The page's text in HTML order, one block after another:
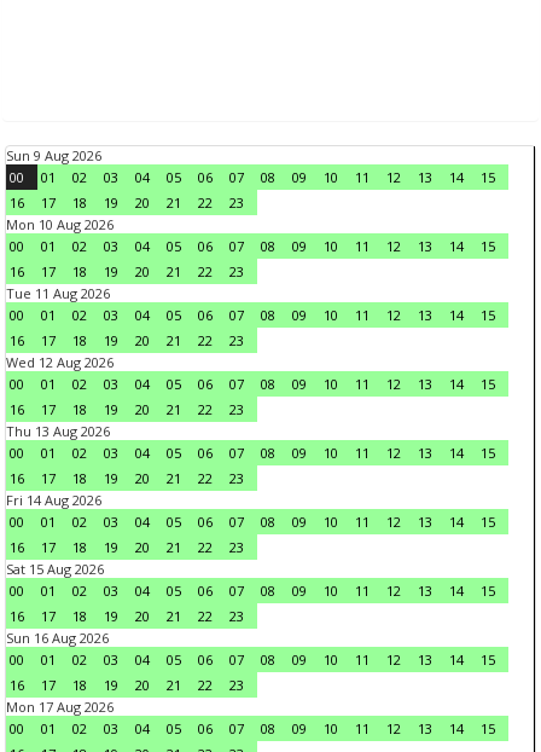
Sun 9 Aug 2026
00
01 02 03 04 05 06 07 08 09 10 11 12 13 14
15
16
17 18 19 20 21 22
23
Mon 10 Aug 2026
00
01 02 03 04 05 06 07 08 09 10 11 12 13 14
15
16
17 18 19 20 21 22
23
Tue 11 Aug 2026
00
01 02 03 04 05 06 07 08 09 10 11 12 13 14
15
16
17 18 19 20 21 22
23
Wed 12 Aug 2026
00
01 02 03 04 05 06 07 08 09 10 11 12 13 14
15
16
17 18 19 20 21 22
23
Thu 13 Aug 2026
00
01 02 03 04 05 06 07 08 09 10 11 12 13 14
15
16
17 18 19 20 21 22
23
Fri 14 Aug 2026
00
01 02 03 04 05 06 07 08 09 10 11 12 13 14
15
16
17 18 19 20 21 22
23
Sat 15 Aug 2026
00
01 02 03 04 05 06 07 08 09 10 11 12 13 14
15
16
17 18 19 20 21 22
23
Sun 16 Aug 2026
00
01 02 03 04 05 06 07 08 09 10 11 12 13 14
15
16
17 18 19 20 21 22
23
Mon 17 Aug 2026
00
01 02 03 04 05 06 07 08 09 10 11 12 13 14
15